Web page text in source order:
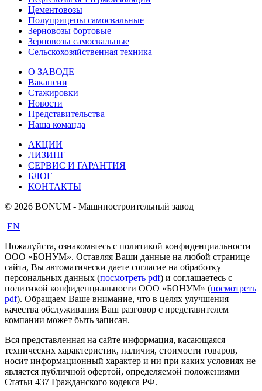
Цементовозы
Полуприцепы самосвальные
Зерновозы бортовые
Зерновозы самосвальные
Сельскохозяйственная техника
О ЗАВОДЕ
Вакансии
Стажировки
Новости
Представительства
Наша команда
АКЦИИ
ЛИЗИНГ
СЕРВИС И ГАРАНТИЯ
БЛОГ
КОНТАКТЫ
© 2026 BONUM - Машиностроительный завод
EN
Пожалуйста, ознакомьтесь с политикой конфиденциальности
ООО «БОНУМ». Оставляя Ваши данные на любой странице
сайта, Вы автоматически даете согласие на обработку
персональных данных (посмотреть pdf) и соглашаетесь с
политикой конфиденциальности ООО «БОНУМ» (посмотреть
pdf). Обращаем Ваше внимание, что в целях улучшения
качества обслуживания Ваш разговор с представителем
компании может быть записан.
Вся представленная на сайте информация, касающаяся
технических характеристик, наличия, стоимости товаров,
носит информационный характер и ни при каких условиях не
является публичной офертой, определяемой положениями
Статьи 437 Гражданского кодекса РФ.